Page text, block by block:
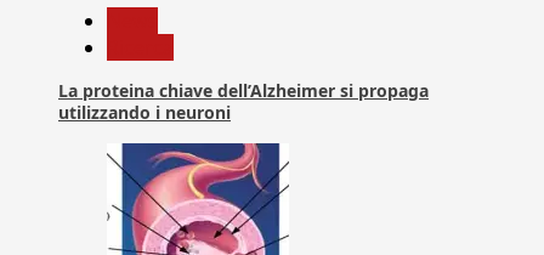
La proteina chiave dell’Alzheimer si propaga
utilizzando i neuroni